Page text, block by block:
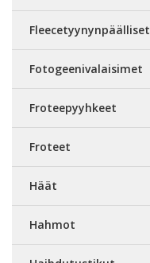
Fleecetyynynpäälliset
Fotogeenivalaisimet
Froteepyyhkeet
Froteet
Häät
Hahmot